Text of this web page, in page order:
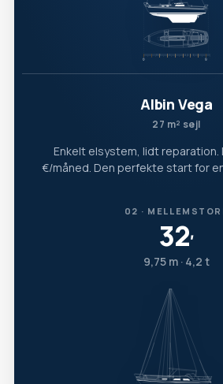
Albin Vega
27 m² sejl
Enkelt elsystem, lidt reparation.
€/måned. Den perfekte start for
02 ·
32′
9,75 m · 4,2 t